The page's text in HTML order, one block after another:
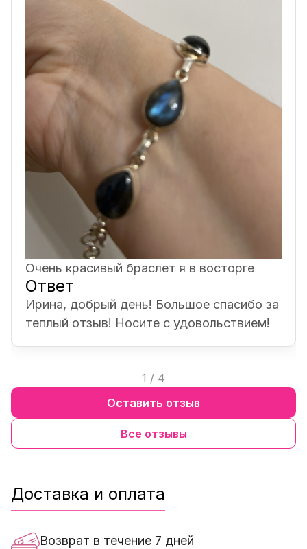
Очень красивый браслет я в восторге
Ответ
Ирина, добрый день! Большое спасибо за
теплый отзыв! Носите с удовольствием!
1 / 4
Все отзывы
Оставить отзыв
Доставка и оплата
Возврат в течение 7 дней